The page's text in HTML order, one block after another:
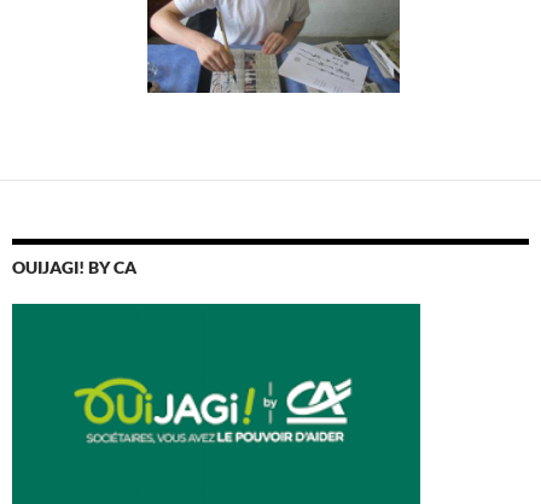
OUIJAGI! BY CA